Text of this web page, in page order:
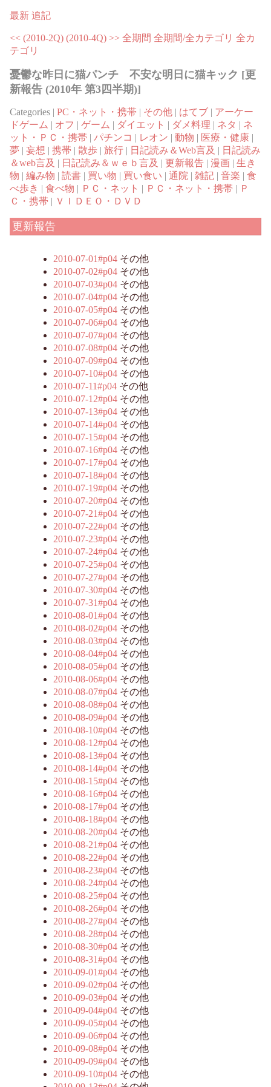
最新 追記
<< (2010-2Q) (2010-4Q) >> 全期間 全期間/全カテゴリ 全カ
テゴリ
憂鬱な昨日に猫パンチ 不安な明日に猫キック [更
新報告 (2010年 第3四半期)]
Categories | PC・ネット・携帯 | その他 | はてブ | アーケー
ドゲーム | オフ | ゲーム | ダイエット | ダメ料理 | ネタ | ネ
ット・ＰＣ・携帯 | パチンコ | レオン | 動物 | 医療・健康 |
夢 | 妄想 | 携帯 | 散歩 | 旅行 | 日記読み＆Web言及 | 日記読み
＆web言及 | 日記読み＆ｗｅｂ言及 | 更新報告 | 漫画 | 生き
物 | 編み物 | 読書 | 買い物 | 買い食い | 通院 | 雑記 | 音楽 | 食
べ歩き | 食べ物 | ＰＣ・ネット | ＰＣ・ネット・携帯 | Ｐ
Ｃ・携帯 | ＶＩＤＥＯ・ＤＶＤ
更新報告
2010-07-01#p04 その他
2010-07-02#p04 その他
2010-07-03#p04 その他
2010-07-04#p04 その他
2010-07-05#p04 その他
2010-07-06#p04 その他
2010-07-07#p04 その他
2010-07-08#p04 その他
2010-07-09#p04 その他
2010-07-10#p04 その他
2010-07-11#p04 その他
2010-07-12#p04 その他
2010-07-13#p04 その他
2010-07-14#p04 その他
2010-07-15#p04 その他
2010-07-16#p04 その他
2010-07-17#p04 その他
2010-07-18#p04 その他
2010-07-19#p04 その他
2010-07-20#p04 その他
2010-07-21#p04 その他
2010-07-22#p04 その他
2010-07-23#p04 その他
2010-07-24#p04 その他
2010-07-25#p04 その他
2010-07-27#p04 その他
2010-07-30#p04 その他
2010-07-31#p04 その他
2010-08-01#p04 その他
2010-08-02#p04 その他
2010-08-03#p04 その他
2010-08-04#p04 その他
2010-08-05#p04 その他
2010-08-06#p04 その他
2010-08-07#p04 その他
2010-08-08#p04 その他
2010-08-09#p04 その他
2010-08-10#p04 その他
2010-08-12#p04 その他
2010-08-13#p04 その他
2010-08-14#p04 その他
2010-08-15#p04 その他
2010-08-16#p04 その他
2010-08-17#p04 その他
2010-08-18#p04 その他
2010-08-20#p04 その他
2010-08-21#p04 その他
2010-08-22#p04 その他
2010-08-23#p04 その他
2010-08-24#p04 その他
2010-08-25#p04 その他
2010-08-26#p04 その他
2010-08-27#p04 その他
2010-08-28#p04 その他
2010-08-30#p04 その他
2010-08-31#p04 その他
2010-09-01#p04 その他
2010-09-02#p04 その他
2010-09-03#p04 その他
2010-09-04#p04 その他
2010-09-05#p04 その他
2010-09-06#p04 その他
2010-09-08#p04 その他
2010-09-09#p04 その他
2010-09-10#p04 その他